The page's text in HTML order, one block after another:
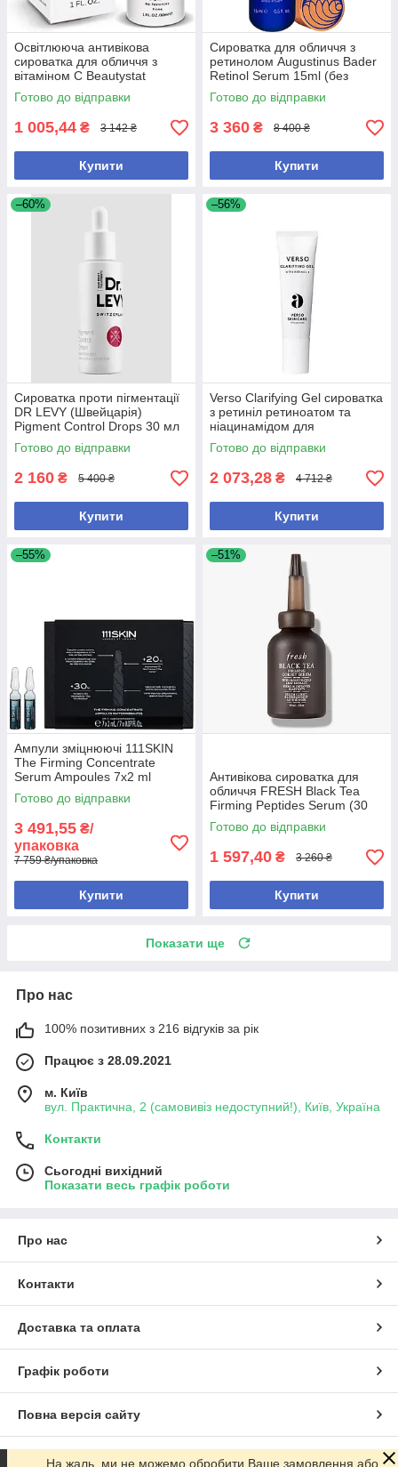
Освітлююча антивікова
сироватка для обличчя з
вітаміном С Beautystat
Universal C Skin Refiner 30 мл
Готово до відправки
1 005,44 ₴ 3 142 ₴
Купити
Сироватка для обличчя з
ретинолом Augustinus Bader
Retinol Serum 15ml (без
коробки)
Готово до відправки
3 360 ₴ 8 400 ₴
Купити
–60%
Сироватка проти пігментації
DR LEVY (Швейцарія)
Pigment Control Drops 30 мл
(без коробки, з набору)
Готово до відправки
2 160 ₴ 5 400 ₴
Купити
–56%
Verso Clarifying Gel сироватка
з ретиніл ретиноатом та
ніацинамідом для
проблемної шкіри, 30 мл (без
коробки, з набору)
Готово до відправки
2 073,28 ₴ 4 712 ₴
Купити
–55%
Ампули зміцнюючі 111SKIN
The Firming Concentrate
Serum Ampoules 7x2 ml
Готово до відправки
3 491,55 ₴/
упаковка
7 759 ₴/упаковка
Купити
–51%
Антивікова сироватка для
обличчя FRESH Black Tea
Firming Peptides Serum (30
мл)
Готово до відправки
1 597,40 ₴ 3 260 ₴
Купити
Показати ще
Про нас
100% позитивних з 216 відгуків за рік
Працює з 28.09.2021
м. Київ
вул. Практична, 2 (самовивіз недоступний!), Київ, Україна
Контакти
Сьогодні вихідний
Показати весь графік роботи
Про нас
Контакти
Доставка та оплата
Графік роботи
Повна версія сайту
Сайт створено на маркетплейсіProm.ua
На жаль, ми не можемо обробити Ваше замовлення або